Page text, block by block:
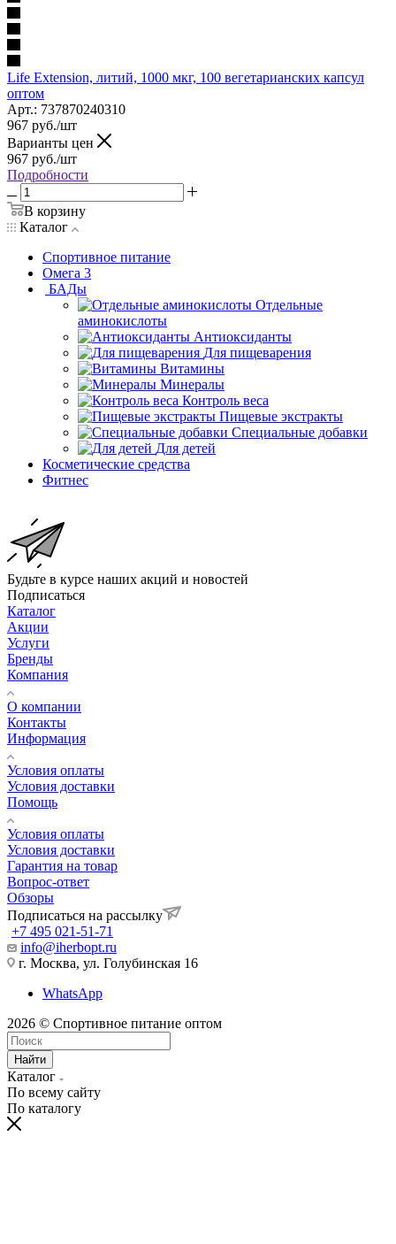
Life Extension, литий, 1000 мкг, 100 вегетарианских капсул
оптом
Арт.: 737870240310
967 руб./шт
Варианты цен
967 руб./шт
Подробности
В корзину
Каталог
Спортивное питание
Омега 3
БАДы
Отдельные
аминокислоты
Антиоксиданты
Для пищеварения
Витамины
Минералы
Контроль веса
Пищевые экстракты
Специальные добавки
Для детей
Косметические средства
Фитнес
Будьте в курсе наших акций и новостей
Подписаться
Каталог
Акции
Услуги
Бренды
Компания
О компании
Контакты
Информация
Условия оплаты
Условия доставки
Помощь
Условия оплаты
Условия доставки
Гарантия на товар
Вопрос-ответ
Обзоры
Подписаться на рассылку
+7 495 021-51-71
info@iherbopt.ru
г. Москва, ул. Голубинская 16
WhatsApp
2026 © Спортивное питание оптом
Найти
Каталог
По всему сайту
По каталогу